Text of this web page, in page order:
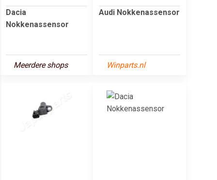
Dacia
Nokkenassensor
Meerdere shops
Audi Nokkenassensor
Winparts.nl